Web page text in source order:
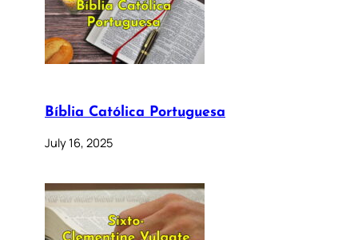
Bíblia Católica Portuguesa
July 16, 2025